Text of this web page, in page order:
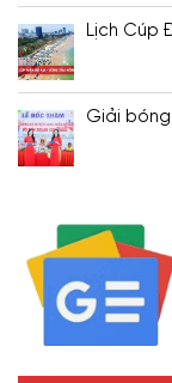
Lịch Cúp
Giải